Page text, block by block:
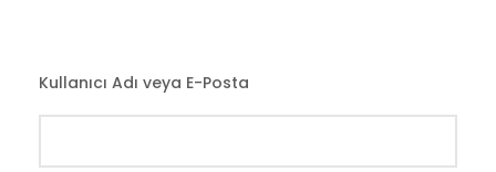
Kullanıcı Adı veya E-Posta